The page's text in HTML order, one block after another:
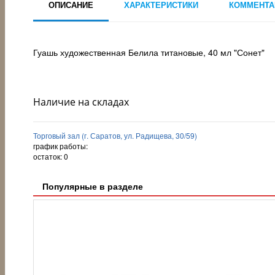
ОПИСАНИЕ ХАРАКТЕРИСТИКИ
Гуашь художественная Белила титановые, 40 мл "Сонет"
Наличие на складах
Торговый зал (г. Саратов, ул. Радищева, 30/59)
график работы:
остаток:0
Популярные в разделе